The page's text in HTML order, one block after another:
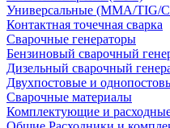
Универсальные (MMA/TIG/
Контактная точечная сварка
Сварочные генераторы
Бензиновый сварочный
Дизельный сварочный
Двухпостовые и
Сварочные материалы
Комплектующие и